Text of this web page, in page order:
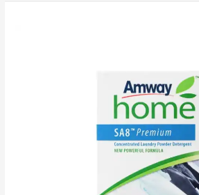
skalbimo
milteliai